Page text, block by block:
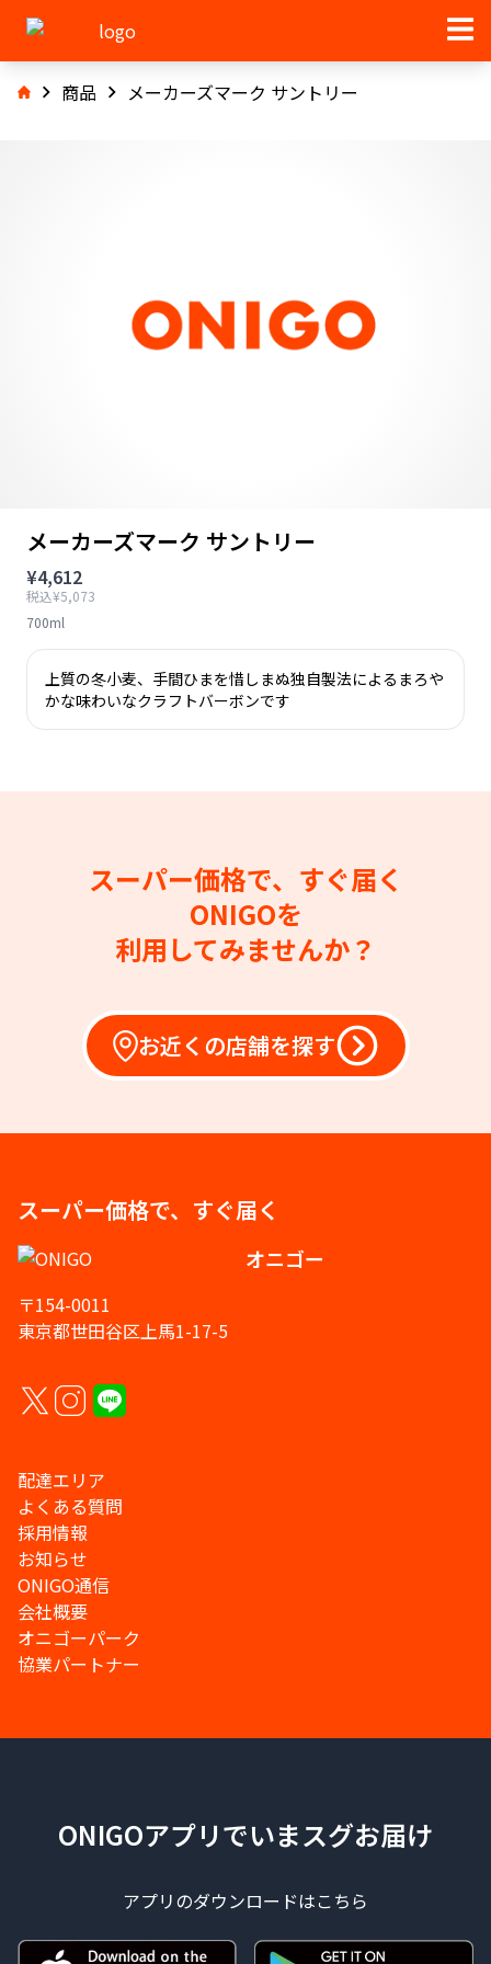
商品 メーカーズマーク サントリー
メーカーズマーク サントリー
¥4,612
税込¥5,073
700ml
上質の冬小麦、手間ひまを惜しまぬ独自製法によるまろや
かな味わいなクラフトバーボンです
スーパー価格で、すぐ届く
ONIGOを
利用してみませんか？
お近くの店舗を探す
スーパー価格で、すぐ届く
オニゴー
〒154-0011
東京都世田谷区上馬1-17-5
配達エリア
よくある質問
採用情報
お知らせ
ONIGO通信
会社概要
オニゴーパーク
協業パートナー
ONIGOアプリでいまスグお届け
アプリのダウンロードはこちら